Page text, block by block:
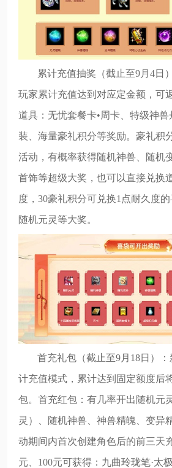
累计充值抽奖（截止至9月4日
玩家累计充值达到对应定金额，可
道具：无忧套餐卡•周卡、特级神
装、海量豪礼积分等奖励。豪礼积
活动，有概率获得随机神兽、随机
首饰等超级大奖，也可以直接兑换
度，30豪礼积分可兑换1点耐久度
随机元灵等大奖。
首充礼包（截止至9月18日）
计充值模式，累计达到固定额度后
包。首充红包：有几率开出随机元
灵）、随机神兽、神兽精魄、变异
动期间内首次创建角色后的前三天
元、100元可获得：九曲玲珑笔·太